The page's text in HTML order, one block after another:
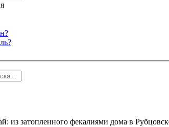
из затопленного фекалиями дома в